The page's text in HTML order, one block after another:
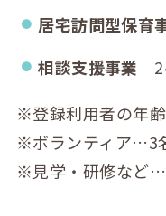
居宅訪問型保育
相談支援事業
※登録利用者の年
※ボランティア…3
※見学・研修など